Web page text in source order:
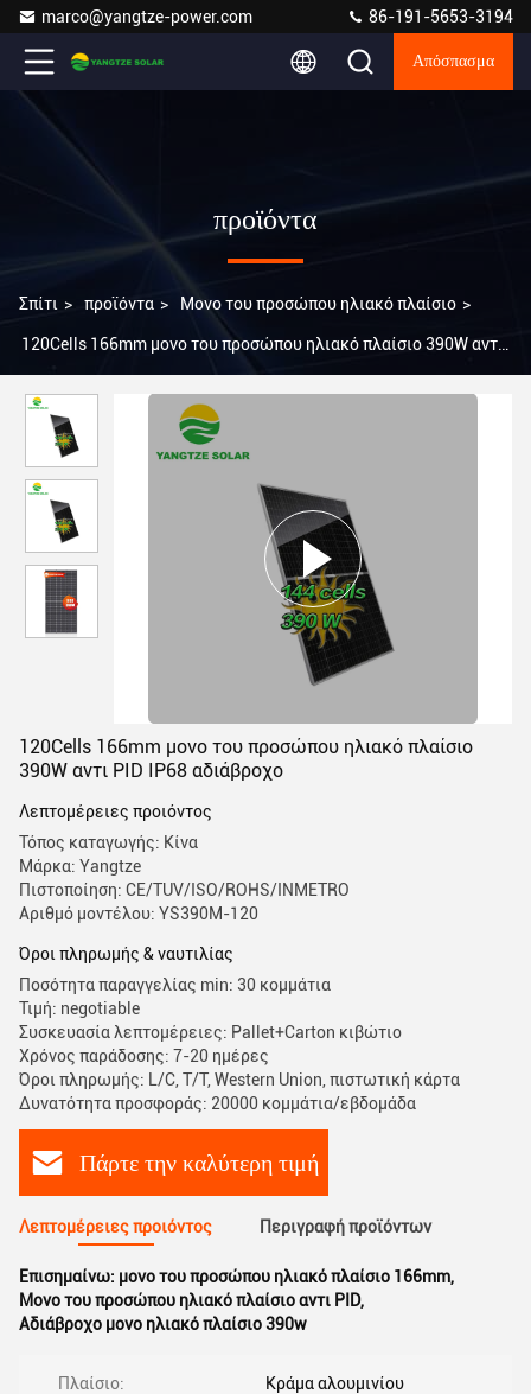
marco@yangtze-power.com 86-191-5653-3194
Απόσπασμα
προϊόντα
Σπίτι > προϊόντα > Μονο του προσώπου ηλιακό πλαίσιο >
120Cells 166mm μονο του προσώπου ηλιακό πλαίσιο 390W αντι
120Cells 166mm μονο του προσώπου ηλιακό πλαίσιο
390W αντι PID IP68 αδιάβροχο
Λεπτομέρειες προιόντος
Τόπος καταγωγής: Κίνα
Μάρκα: Yangtze
Πιστοποίηση: CE/TUV/ISO/ROHS/INMETRO
Αριθμό μοντέλου: YS390M-120
Όροι πληρωμής & ναυτιλίας
Ποσότητα παραγγελίας min: 30 κομμάτια
Τιμή: negotiable
Συσκευασία λεπτομέρειες: Pallet+Carton κιβώτιο
Χρόνος παράδοσης: 7-20 ημέρες
Όροι πληρωμής: L/C, T/T, Western Union, πιστωτική κάρτα
Δυνατότητα προσφοράς: 20000 κομμάτια/εβδομάδα
Πάρτε την καλύτερη τιμή
Λεπτομέρειες προιόντος Περιγραφή προϊόντων
Επισημαίνω: μονο του προσώπου ηλιακό πλαίσιο 166mm,
Μονο του προσώπου ηλιακό πλαίσιο αντι PID,
Αδιάβροχο μονο ηλιακό πλαίσιο 390w
Πλαίσιο: Κράμα αλουμινίου